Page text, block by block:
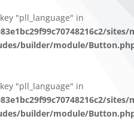
"pll_language" in
builder/module/
"pll_language" in
builder/module/